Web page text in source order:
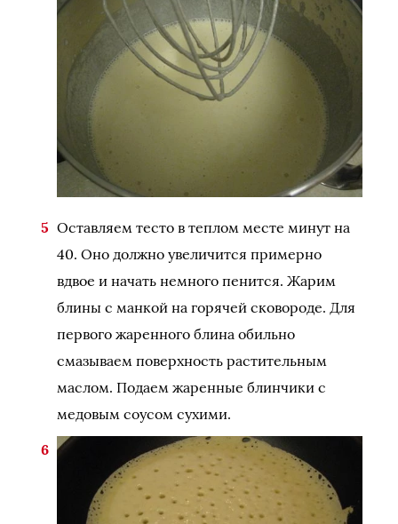
Оставляем тесто в теплом месте минут на
40. Оно должно увеличится примерно
вдвое и начать немного пенится. Жарим
блины с манкой на горячей сковороде. Для
первого жаренного блина обильно
смазываем поверхность растительным
маслом. Подаем жаренные блинчики с
медовым соусом сухими.